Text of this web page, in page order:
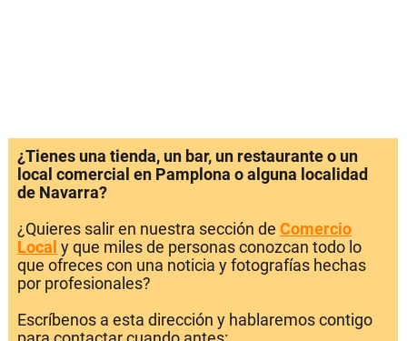
¿Tienes una tienda, un bar, un restaurante o un
local comercial en Pamplona o alguna localidad
de Navarra?
¿Quieres salir en nuestra sección de Comercio
Local y que miles de personas conozcan todo lo
que ofreces con una noticia y fotografías hechas
por profesionales?
Escríbenos a esta dirección y hablaremos contigo